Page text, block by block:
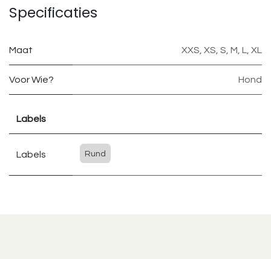
Specificaties
Maat XXS, XS, S, M, L, XL
Voor Wie? Hond
Labels
Labels Rund